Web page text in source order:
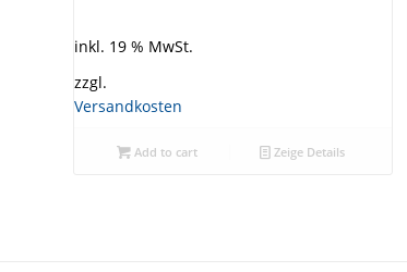
inkl. 19 % MwSt.
zzgl.
Versandkosten
Add to cart Zeige Details